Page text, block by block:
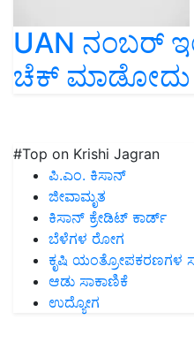
UAN ನಂಬರ್
ಚೆಕ್‌ ಮಾಡೋದು
#Top on Krishi Jagran
ಪಿ.ಎಂ. ಕಿಸಾನ್
ಜೀವಾಮೃತ
ಕಿಸಾನ್ ಕ್ರೇಡಿಟ್ ಕಾರ್ಡ್
ಬೆಳೆಗಳ ರೋಗ
ಕೃಷಿ ಯಂತ್ರೋಪಕರಣಗಳ
ಆಡು ಸಾಕಾಣಿಕೆ
ಉದ್ಯೋಗ